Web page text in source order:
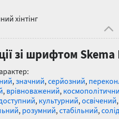
хінтінг
зі шрифтом
,значний,серйозний,
, врівноважений,
, культурний,освічений,
, розумний,стабільний,